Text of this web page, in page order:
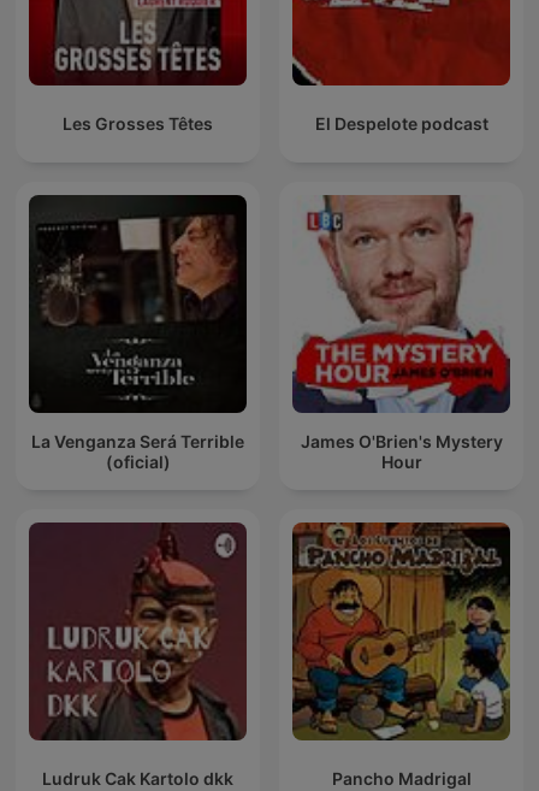
Les Grosses Têtes El Despelote podcast
La Venganza Será Terrible
(oficial)
James O'Brien's Mystery
Hour
Ludruk Cak Kartolo dkk Pancho Madrigal